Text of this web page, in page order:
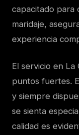
capacitado para
maridaje,
experiencia
El servicio en
puntos fuertes.
y siempre
se sienta
calidad es